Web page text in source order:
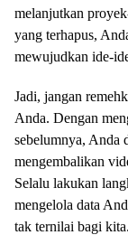
melanjutkan
yang terhapus,
mewujudkan ide-
Jadi, jangan
Anda. Dengan
sebelumnya, Anda
mengembalikan
Selalu lakukan
mengelola data
tak ternilai bagi kita.